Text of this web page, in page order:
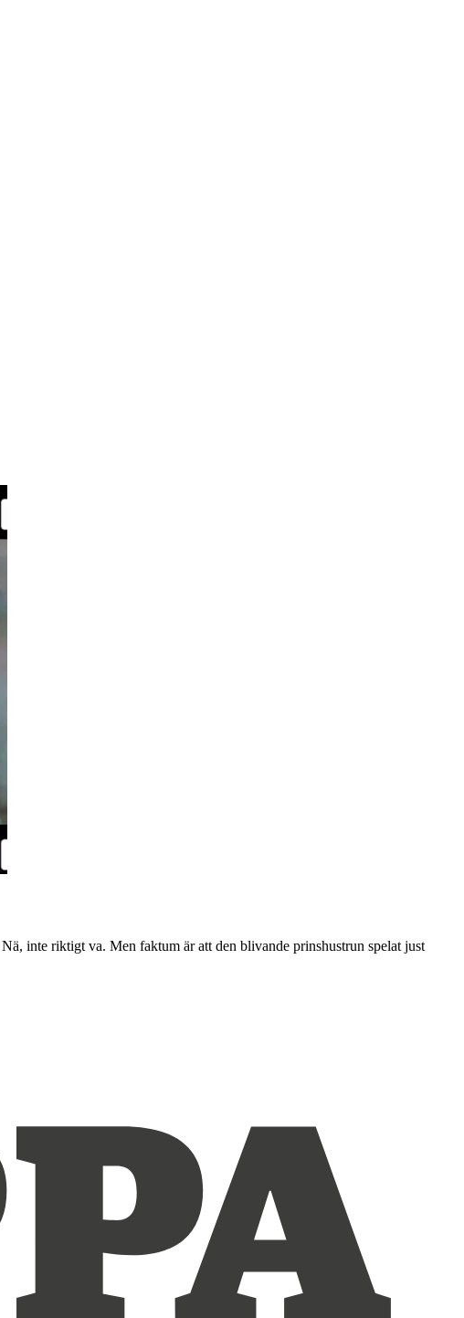
inte riktigt va. Men faktum är att den blivande prinshustrun spelat just